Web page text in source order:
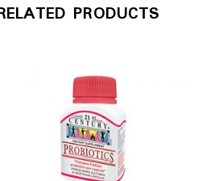
PRODUCTS